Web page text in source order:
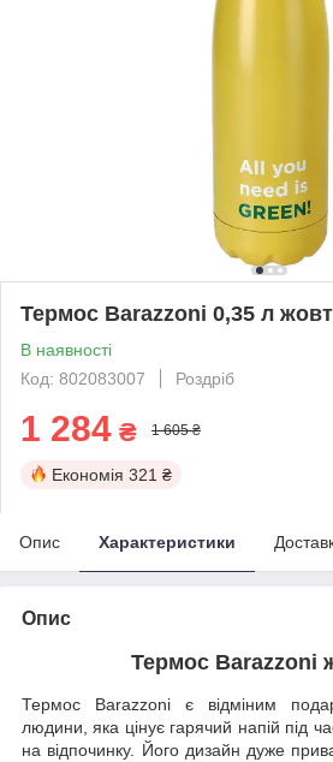
Термос Barazzoni 0,35 л
В наявності
Код: 802083007
Роздріб
1 284 ₴ 1 605 ₴
Економія 321 ₴
Опис Характеристики
Опис
Термос Barazzoni
Термос Barazzoni є відміним
людини, яка цінує гарячий напій під
на відпочинку. Його дизайн дуже